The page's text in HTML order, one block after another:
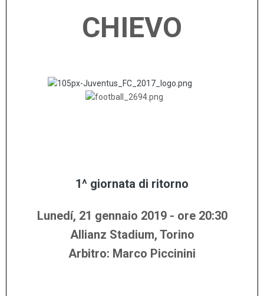
CHIEVO
1^ giornata di ritorno
Lunedí, 21 gennaio 2019 - ore 20:30
Allianz Stadium, Torino
Arbitro: Marco Piccinini